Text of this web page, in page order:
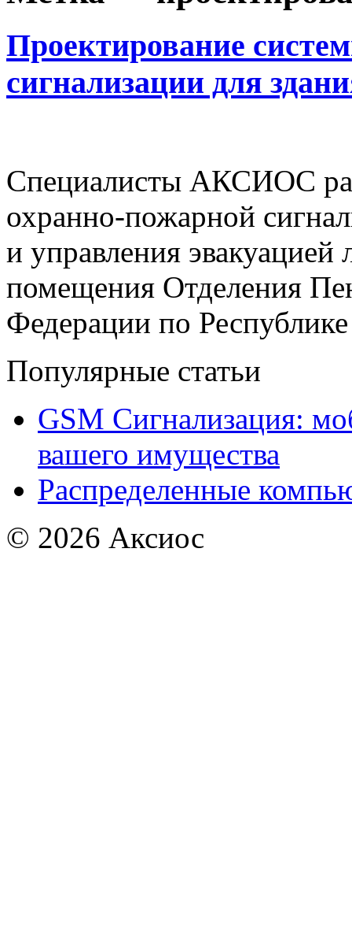
Проектирование
сигнализации для
Специалисты АКСИОС
охранно-пожарной
и управления
помещения Отделения
Федерации по
Популярные статьи
GSM Сигнализация:
вашего имущества
Распределенные
© 2026 Аксиос